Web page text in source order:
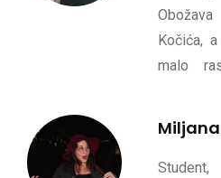
Kočića,
malo